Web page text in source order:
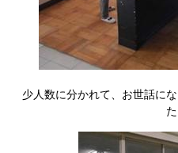
少人数に分かれて、お世話に
た